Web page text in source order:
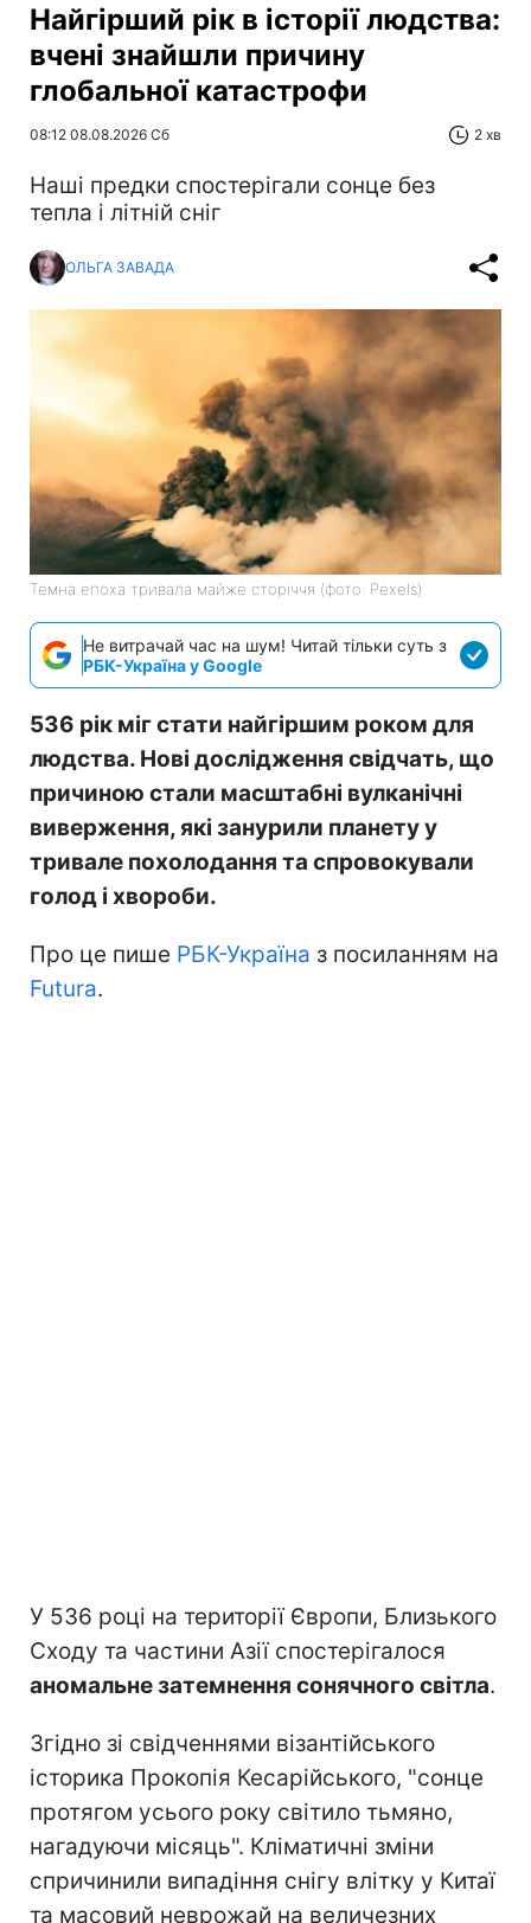
Найгірший рік в історії людства:
вчені знайшли причину
глобальної катастрофи
08:12 08.08.2026 Сб 2 хв
Наші предки спостерігали сонце без
тепла і літній сніг
ОЛЬГА ЗАВАДА
Темна епоха тривала майже сторіччя (фото: Pexels)
Не витрачай час на шум! Читай тільки суть з
РБК-Україна у Google
536 рік міг стати найгіршим роком для
людства. Нові дослідження свідчать, що
причиною стали масштабні вулканічні
виверження, які занурили планету у
тривале похолодання та спровокували
голод і хвороби.
Про це пише РБК-Україна з посиланням на
Futura.
У 536 році на території Європи, Близького
Сходу та частини Азії спостерігалося
аномальне затемнення сонячного світла.
Згідно зі свідченнями візантійського
історика Прокопія Кесарійського, "сонце
протягом усього року світило тьмяно,
нагадуючи місяць". Кліматичні зміни
спричинили випадіння снігу влітку у Китаї
та масовий неврожай на величезних